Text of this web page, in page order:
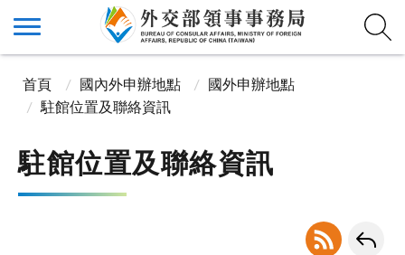
首頁 國內外申辦地點
國外申辦地點
駐館位置及聯絡資訊
駐館位置及聯絡資訊